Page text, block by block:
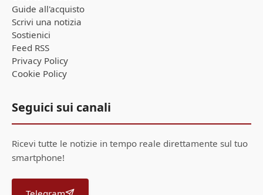
Guide all'acquisto
Scrivi una notizia
Sostienici
Feed RSS
Privacy Policy
Cookie Policy
Seguici sui canali
Ricevi tutte le notizie in tempo reale direttamente sul tuo
smartphone!